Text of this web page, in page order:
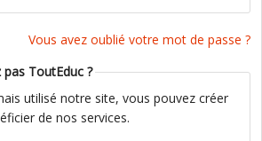
Vous avez oublié votre mot de passe ?
ToutEduc ?
utilisé notre site, vous pouvez créer
de nos services.